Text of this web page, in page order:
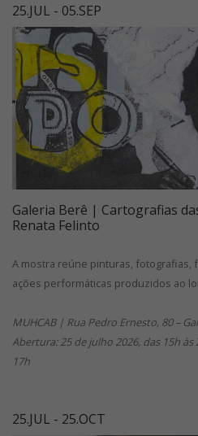
25.JUL - 05.SEP
Galeria Berê | Cartografias
Renata Felinto
A mostra reúne pinturas, fotografias,
ações performáticas produzidos ao
MUHCAB | Rua Pedro Ernesto, 80 –
Abertura: 25 de julho 2026, das 15h
17h
25.JUL - 25.OCT